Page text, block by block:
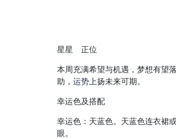
星星 正位
本周充满希望与机遇，梦想有望
助， 运势上扬未来可期。
幸运色及搭配
幸运色：天蓝色。天蓝色连衣裙
眼。